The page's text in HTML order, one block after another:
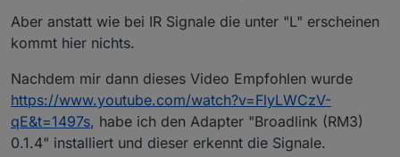
Aber anstatt wie bei IR Signale die unter "L" erscheinen
kommt hier nichts.
Nachdem mir dann dieses Video Empfohlen wurde
https://www.youtube.com/watch?v=FlyLWCzV-
qE&t=1497s, habe ich den Adapter "Broadlink (RM3)
0.1.4" installiert und dieser erkennt die Signale.